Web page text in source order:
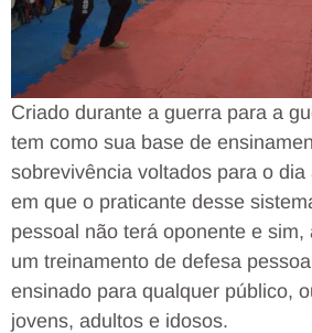
Criado durante a guerra para a
tem como sua base de
sobrevivência voltados para o
em que o praticante desse
pessoal não terá oponente e sim,
um treinamento de defesa
ensinado para qualquer público,
jovens, adultos e idosos.